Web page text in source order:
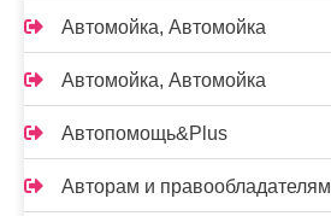
Автомойка, Автомойка
Автомойка, Автомойка
Автопомощь&Plus
Авторам и правообладателям